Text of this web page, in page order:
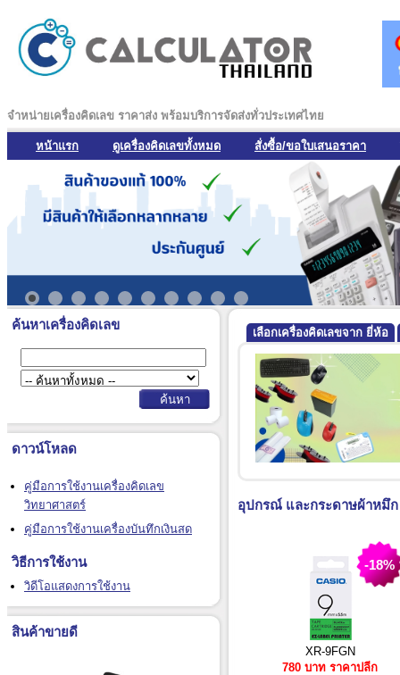
จำหน่ายเครื่องคิดเลข ราคาส่ง พร้อมบริการจัดส่งทั่วประเทศไทย
หน้าแรก ดูเครื่องคิดเลขทั้งหมด สั่งซื้อ/ขอใบเสนอราคา
ค้นหาเครื่องคิดเลข
ดาวน์โหลด
คู่มือการใช้งานเครื่องคิดเลข
วิทยาศาสตร์
คู่มือการใช้งานเครื่องบันทึกเงินสด
วิธีการใช้งาน
วิดีโอแสดงการใช้งาน
สินค้าขายดี
เลือกเครื่องคิดเลขจาก ยี่ห้อ
อุปกรณ์ และกระดาษผ้าหมึ
XR-9FGN
780 บาท ราคาปลีก
-18%